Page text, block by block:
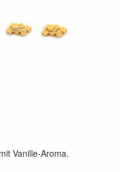
Vanille-Aroma.